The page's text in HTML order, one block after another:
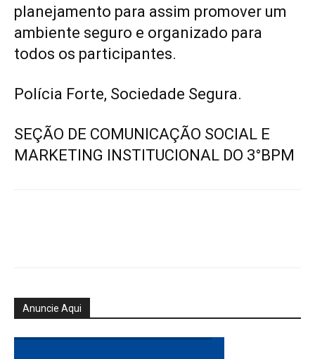
planejamento para assim promover um
ambiente seguro e organizado para
todos os participantes.
Polícia Forte, Sociedade Segura.
SEÇÃO DE COMUNICAÇÃO SOCIAL E
MARKETING INSTITUCIONAL DO 3°BPM
Anuncie Aqui